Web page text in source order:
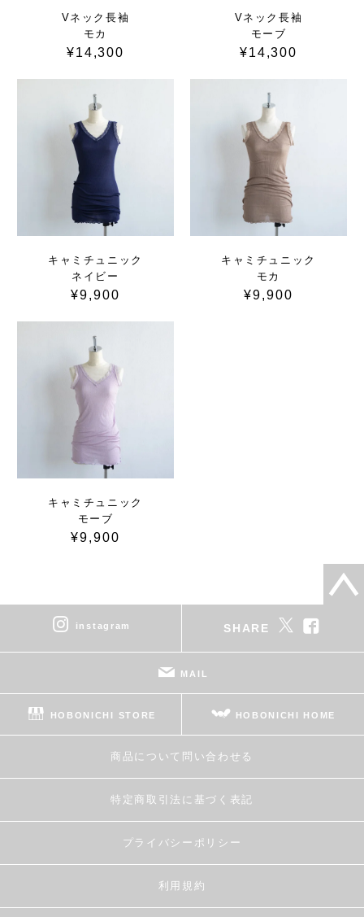
Vネック長袖
モカ
¥14,300
Vネック長袖
モーブ
¥14,300
キャミチュニック
ネイビー
¥9,900
キャミチュニック
モカ
¥9,900
キャミチュニック
モーブ
¥9,900
instagram SHARE
MAIL
HOBONICHI STORE HOBONICHI HOME
商品について問い合わせる
特定商取引法に基づく表記
プライバシーポリシー
利用規約